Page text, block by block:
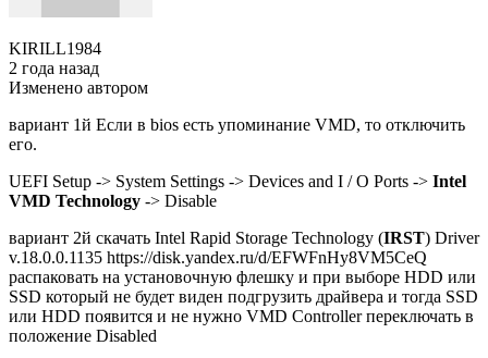
KIRILL1984
2 года назад
Изменено автором
вариант 1й Если в bios есть упоминание VMD, то отключить
его.
UEFI Setup -> System Settings -> Devices and I / O Ports -> Intel
VMD Technology -> Disable
вариант 2й скачать Intel Rapid Storage Technology (IRST) Driver
v.18.0.0.1135 https://disk.yandex.ru/d/EFWFnHy8VM5CeQ
распаковать на установочную флешку и при выборе HDD или
SSD который не будет виден подгрузить драйвера и тогда SSD
или HDD появится и не нужно VMD Controller переключать в
положение Disabled